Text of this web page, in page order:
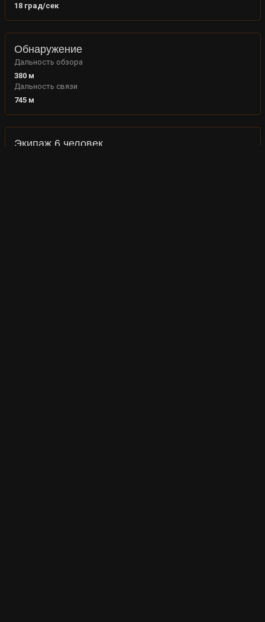
18град/сек
Обнаружение
Дальность обзора
380м
Дальность связи
745м
Экипаж 6 человек